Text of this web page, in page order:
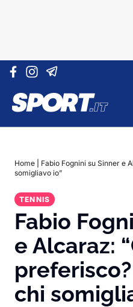
Vai al contenuto
Home
Fabio Fognini su Sinner e
somigliavo io”
TENNIS
Fabio
e Alcaraz:
chi